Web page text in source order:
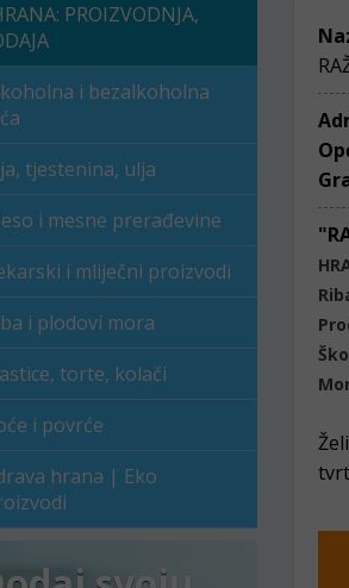
PROIZVODNJA,
i bezalkoholna
tjestenina, ulja
i mesne prerađevine
i mliječni proizvodi
i plodovi mora
torte, kolači
i povrće
hrana | Eko